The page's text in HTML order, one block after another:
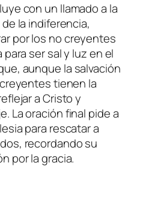
con un llamado a la
la indiferencia,
por los no creyentes
ser sal y luz en el
aunque la salvación
tienen la
a Cristo y
La oración final pide a
para rescatar a
recordando su
por la gracia.